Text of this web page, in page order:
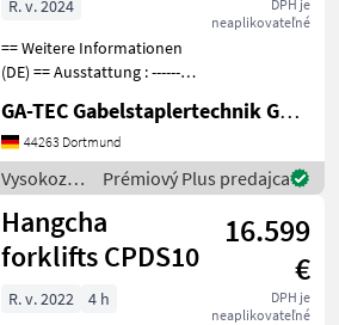
forklifts
DPH je
neaplikovateľné
R. v. 2024
== Weitere Informationen
(DE) == Ausstattung : ----------
4. Ventil - Dachabdeckung -
Arbeitsscheinwerfer vorne
Anbaugeräte : -----
GA-TEC Gabelstaplertechnik GmbH
44263 Dortmund
Vysokozdvižné
vozíky a
skladová
technika /
Hangcha
forklifts
Prémiový Plus predajca
Hangcha
forklifts CPDS10
16.599
€
DPH je
neaplikovateľné
R. v. 2022
4 h